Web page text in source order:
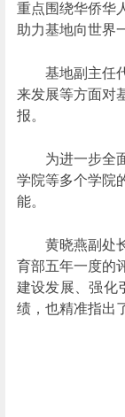
重点围绕华侨华
助力基地向世界
基地副主任
来发展等方面对
报。
为进一步全
学院等多个学院
能。
黄晓燕副处
育部五年一度的
建设发展、强化
绩，也精准指出